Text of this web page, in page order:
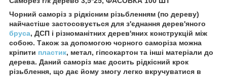
Чорний саморіз з рідкісним різьбленням (по дереву)
найчастіше застосовується для з'єднання дерев'яного
бруса, ДСП і різноманітних дерев'яних конструкцій між
собою. Також за допомогою чорного саморіза можна
кріпити пластик, метал, гіпсокартон та інші матеріали до
дерева. Даний саморіз має досить рідкісний крок
різьблення, що дає йому змогу легко вкручуватися в